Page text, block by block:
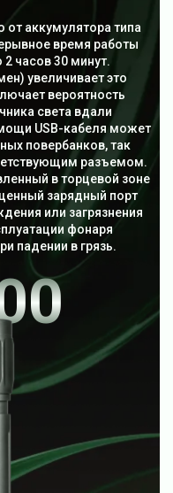
от аккумулятора типа
время работы
часов 30 минут.
увеличивает это
вероятность
света вдали
USB-кабеля может
повербанков, так
разъемом.
в торцевой зоне
зарядный порт
или загрязнения
фонаря
падении в грязь.